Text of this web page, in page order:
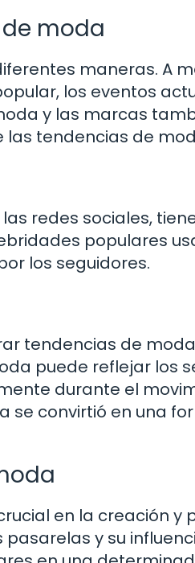
moda
maneras. A
los eventos
y las marcas
tendencias de
redes sociales,
populares
los seguidores.
tendencias de
puede reflejar los
durante el
se convirtió en una
en la creación y
y su